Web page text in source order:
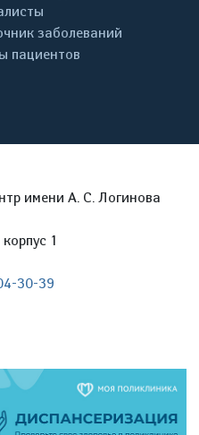
заболеваний
пациентов
имени А. С. Логинова
1
30-39